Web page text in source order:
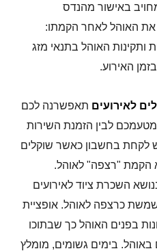
באישור מהנדס
את האוהל לאחר הקמתו:
ותקינות האוהל בתנאי מזג
האירוע.
לאירועים תאפשרנה לכם
לבין הזמנת השירות
לקחת בחשבון כאשר שוקלים
הקמת "רצפה" לאוהל.
השכרת ציוד לאירועים
כרצפה לאוהל. אופציית
בפנים האוהל כך שבתוכו
באוהל. בימים גשומים, מומלץ